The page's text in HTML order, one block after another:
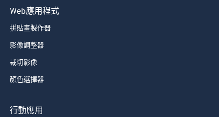
Web應用程式
拼貼畫製作器
影像調整器
裁切影像
顏色選擇器
行動應用